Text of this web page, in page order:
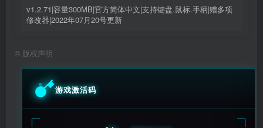
v1.2.71|容量300MB|官方简体中文|支持键盘.鼠标.手柄|赠多项
修改器|2022年07月20号更新
© 版权声明
游戏激活码